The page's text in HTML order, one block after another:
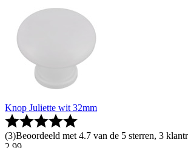
Knop Juliette wit 32mm
(3)Beoordeeld met 4.7 van de 5 sterren, 3